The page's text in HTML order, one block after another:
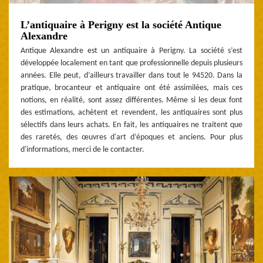
L’antiquaire à Perigny est la société Antique
Alexandre
Antique Alexandre est un antiquaire à Perigny. La société s’est
développée localement en tant que professionnelle depuis plusieurs
années. Elle peut, d’ailleurs travailler dans tout le 94520. Dans la
pratique, brocanteur et antiquaire ont été assimilées, mais ces
notions, en réalité, sont assez différentes. Même si les deux font
des estimations, achètent et revendent, les antiquaires sont plus
sélectifs dans leurs achats. En fait, les antiquaires ne traitent que
des raretés, des œuvres d'art d’époques et anciens. Pour plus
d'informations, merci de le contacter.